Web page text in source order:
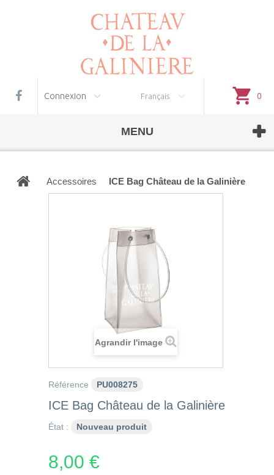
Français 0
Connexion
MENU
Accessoires ICE Bag Château de la Galinière
Agrandir l'image
Référence PU008275
ICE Bag Château de la Galinière
État : Nouveau produit
8,00 €